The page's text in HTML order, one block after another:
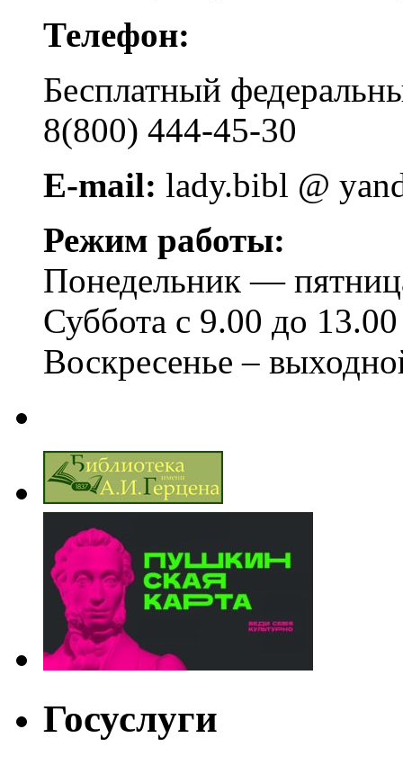
Телефон:
Бесплатный
8(800) 444-45-30
E-mail: lady.bibl @
Режим работы:
Понедельник —
Суббота с 9.00 до 13.00
Воскресенье –
Госуслуги